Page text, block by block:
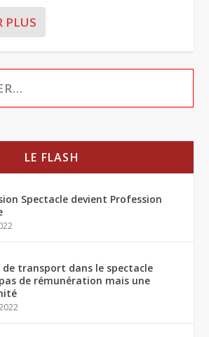
PLUS
LE FLASH
Spectacle devient Profession
de transport dans le spectacle
de rémunération mais une